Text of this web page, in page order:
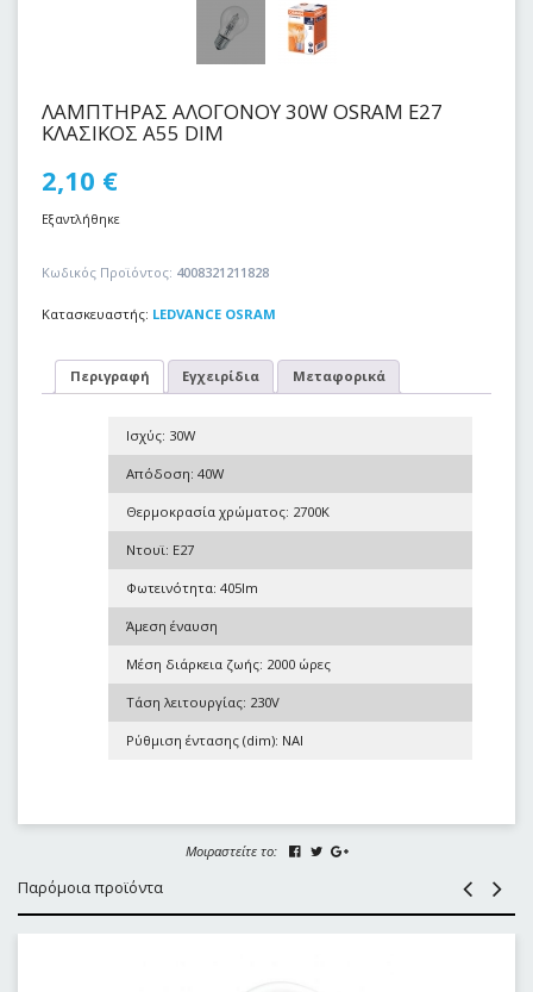
ΛΑΜΠΤΗΡΑΣ ΑΛΟΓΟΝΟΥ 30W OSRAM E27
KΛΑΣΙΚΟΣ Α55 DIM
2,10 €
Εξαντλήθηκε
Κωδικός Προϊόντος: 4008321211828
Κατασκευαστής: LEDVANCE OSRAM
Περιγραφή Εγχειρίδια Μεταφορικά
Ισχύς: 30W
Απόδοση: 40W
Θερμοκρασία χρώματος: 2700K
Ντουϊ: E27
Φωτεινότητα: 405lm
Άμεση έναυση
Μέση διάρκεια ζωής: 2000 ώρες
Τάση λειτουργίας: 230V
Ρύθμιση έντασης (dim): ΝΑΙ
Μοιραστείτε το:
Παρόμοια προϊόντα